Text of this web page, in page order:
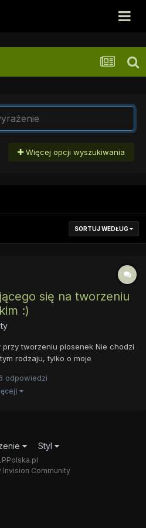
Więcej opcji wyszukiwania
SORTUJ WEDŁUG
się na tworzeniu
:)
tworzeniu piosenek Nie chodzi
rodzaju, tylko o moje
mi w komponowaniu podkładu ^^
odpowiedzi
Styl
Invision Community